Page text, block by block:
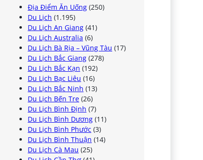
Địa Điểm Ăn Uống (250)
Du Lịch (1.195)
Du Lịch An Giang (41)
Du Lịch Australia (6)
Du Lịch Bà Rịa – Vũng Tàu (17)
Du Lịch Bắc Giang (278)
Du Lịch Bắc Kạn (192)
Du Lịch Bạc Liêu (16)
Du Lịch Bắc Ninh (13)
Du Lịch Bến Tre (26)
Du Lịch Bình Định (7)
Du Lịch Bình Dương (11)
Du Lịch Bình Phước (3)
Du Lịch Bình Thuận (14)
Du Lịch Cà Mau (25)